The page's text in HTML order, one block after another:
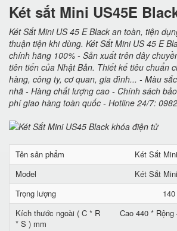
Két sắt Mini US45E
Két Sắt Mini US 45 E Black an toàn, tiện
thuận tiện khi dùng. Két Sắt Mini US 45 E
chính hãng 100% - Sản xuất trên dây
tiên tiến của Nhật Bản. Thiết kế tiêu chuẩn
hàng, công ty, cơ quan, gia đình... - Màu
nhã - Hàng chất lượng cao - Chính sách
phí giao hàng toàn quốc - Hotline 24/7:
Tên sản phẩm
Két Sắt
Model
Két Sắt
Trọng lượng
Kích thước ngoài ( C * R
* S ) mm
Cao 440 *